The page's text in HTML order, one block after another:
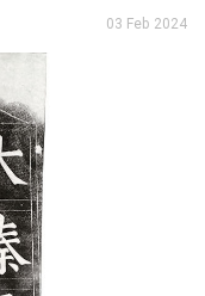
03 Feb 2024